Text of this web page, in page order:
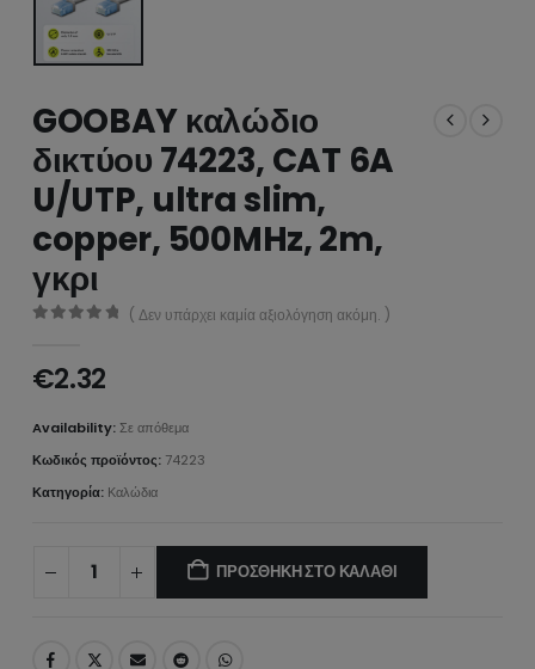
GOOBAY καλώδιο
δικτύου 74223, CAT 6A
U/UTP, ultra slim,
copper, 500MHz, 2m,
γκρι
( Δεν υπάρχει καμία αξιολόγηση ακόμη. )
€2.32
Availability:Σε απόθεμα
Κωδικός προϊόντος: 74223
Κατηγορία: Καλώδια
ΠΡΟΣΘΉΚΗ ΣΤΟ ΚΑΛΆΘΙ